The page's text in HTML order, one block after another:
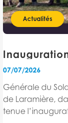
Actualités
07/07/2026
Générale du
de Laramière,
tenue